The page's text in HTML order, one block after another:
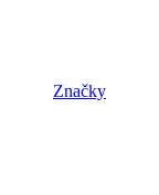
Značky